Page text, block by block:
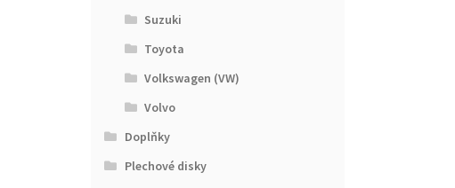
Suzuki
Toyota
Volkswagen (VW)
Volvo
Doplňky
Plechové disky